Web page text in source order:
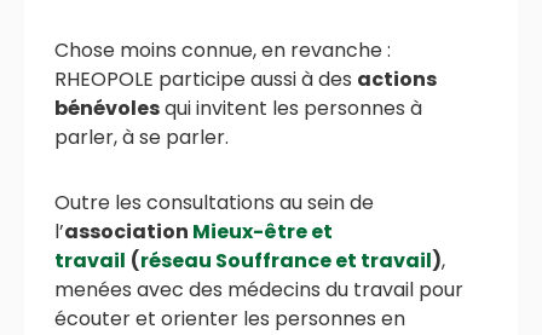
Chose moins connue, en revanche :
RHEOPOLE participe aussi à des actions
bénévolesqui invitent les personnes à
parler, à se parler.
Outre les consultations au sein de
l’association Mieux-être et
travail (réseau Souffrance et travail),
menées avec des médecins du travail pour
écouter et orienter les personnes en